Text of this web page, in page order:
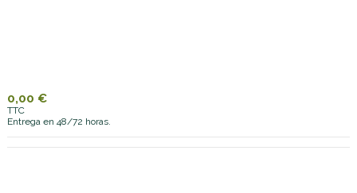
0,00 €
TTC
Entrega en 48/72 horas.